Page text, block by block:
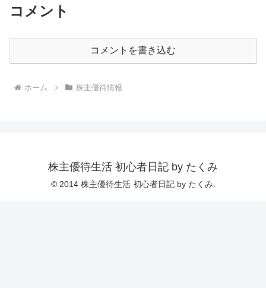
コメント
コメントを書き込む
ホーム 株主優待情報
株主優待生活 初心者日記 by たくみ
© 2014 株主優待生活 初心者日記 by たくみ.